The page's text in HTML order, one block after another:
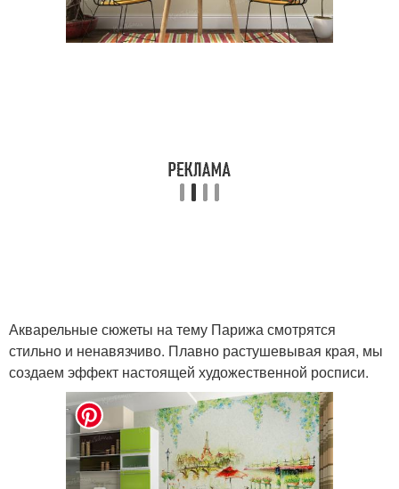
Акварельные сюжеты на тему Парижа смотрятся
стильно и ненавязчиво. Плавно растушевывая края, мы
создаем эффект настоящей художественной росписи.